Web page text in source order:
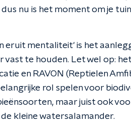
dus nu is het moment om je
eruit mentaliteit' is het
vast te houden. Let wel op:
en RAVON (Reptielen
rol spelen voor
maar juist ook
kleine watersalamander.